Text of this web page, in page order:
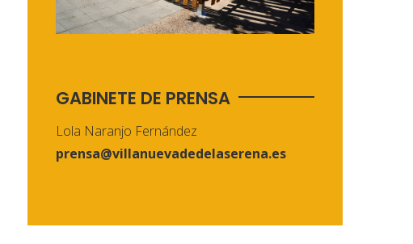
GABINETE DE PRENSA
Lola Naranjo Fernández
prensa@villanuevadedelaserena.es